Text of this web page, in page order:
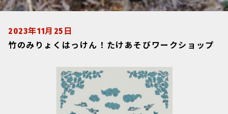
2023年11月25日
竹のみりょくはっけん！たけあそびワークショップ